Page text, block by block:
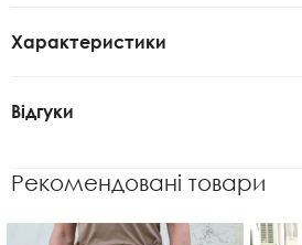
Характеристики
Відгуки
Рекомендовані товари